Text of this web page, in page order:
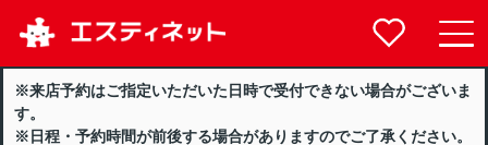
※来店予約はご指定いただいた日時で受付できない場合がございま
す。
※日程・予約時間が前後する場合がありますのでご了承ください。